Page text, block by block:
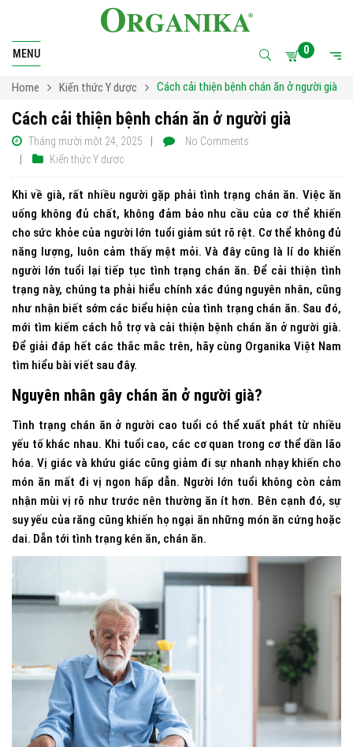
MENU 0
Home Kiến thức Y dược Cách cải thiện bệnh chán ăn ở người già
Cách cải thiện bệnh chán ăn ở người già
Tháng mười một 24, 2025
Kiến thức Y dược
No Comments
Khi về già, rất nhiều người gặp phải tình trạng chán ăn. Việc ăn
uống không đủ chất, không đảm bảo nhu cầu của cơ thể khiến
cho sức khỏe của người lớn tuổi giảm sút rõ rệt. Cơ thể không đủ
năng lượng, luôn cảm thấy mệt mỏi. Và đây cũng là lí do khiến
người lớn tuổi lại tiếp tục tình trạng chán ăn. Để cải thiện tình
trạng này, chúng ta phải hiểu chính xác đúng nguyên nhân, cũng
như nhận biết sớm các biểu hiện của tình trạng chán ăn. Sau đó,
mới tìm kiếm cách hỗ trợ và cải thiện bệnh chán ăn ở người già.
Để giải đáp hết các thắc mắc trên, hãy cùng Organika Việt Nam
tìm hiểu bài viết sau đây.
Nguyên nhân gây chán ăn ở người già?
Tình trạng chán ăn ở người cao tuổi có thể xuất phát từ nhiều
yếu tố khác nhau. Khi tuổi cao, các cơ quan trong cơ thể dần lão
hóa. Vị giác và khứu giác cũng giảm đi sự nhanh nhạy khiến cho
món ăn mất đi vị ngon hấp dẫn. Người lớn tuổi không còn cảm
nhận mùi vị rõ như trước nên thường ăn ít hơn. Bên cạnh đó, sự
suy yếu của răng cũng khiến họ ngại ăn những món ăn cứng hoặc
dai. Dẫn tới tình trạng kén ăn, chán ăn.